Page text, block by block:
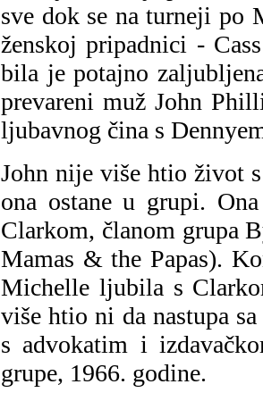
sve dok se na turneji po
ženskoj pripadnici -
bila je potajno
prevareni muž John
ljubavnog čina s
John nije više htio život
ona ostane u grupi.
Clarkom, članom grupa
Mamas & the Papas).
Michelle ljubila s
više htio ni da nastupa
s advokatim i
grupe, 1966. godine.